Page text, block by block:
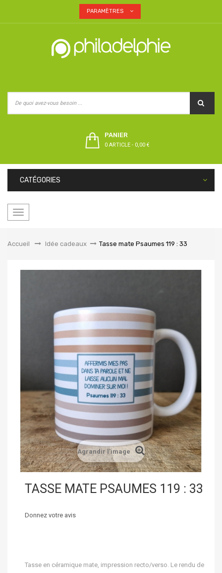
PARAMÈTRES
PANIER
0 ARTICLE - 0,00 €
CATÉGORIES
Basculer
Accueil
&gt;Idée cadeaux > Tasse mate Psaumes 119 : 33
Agrandir l'image
TASSE MATE PSAUMES 119 : 33
Donnez votre avis
Tasse en céramique mate, impression recto/verso. Le rendu de